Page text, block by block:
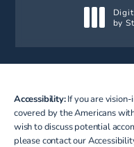
by
Accessibility:If you are
covered by the Americans
wish to discuss potential
please contact our